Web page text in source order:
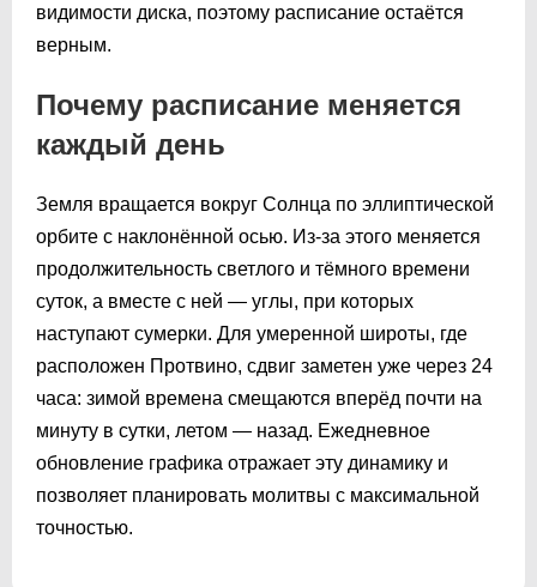
видимости диска, поэтому расписание остаётся
верным.
Почему расписание меняется
каждый день
Земля вращается вокруг Солнца по эллиптической
орбите с наклонённой осью. Из-за этого меняется
продолжительность светлого и тёмного времени
суток, а вместе с ней — углы, при которых
наступают сумерки. Для умеренной широты, где
расположен Протвино, сдвиг заметен уже через 24
часа: зимой времена смещаются вперёд почти на
минуту в сутки, летом — назад. Ежедневное
обновление графика отражает эту динамику и
позволяет планировать молитвы с максимальной
точностью.